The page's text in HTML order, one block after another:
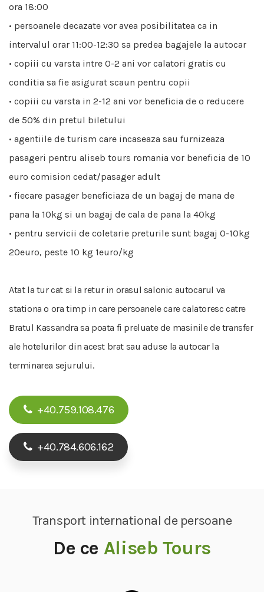
ora 18:00
• persoanele decazate vor avea posibilitatea ca in
intervalul orar 11:00-12:30 sa predea bagajele la autocar
• copiii cu varsta intre 0-2 ani vor calatori gratis cu
conditia sa fie asigurat scaun pentru copii
• copiii cu varsta in 2-12 ani vor beneficia de o reducere
de 50% din pretul biletului
• agentiile de turism care incaseaza sau furnizeaza
pasageri pentru aliseb tours romania vor beneficia de 10
euro comision cedat/pasager adult
• fiecare pasager beneficiaza de un bagaj de mana de
pana la 10kg si un bagaj de cala de pana la 40kg
• pentru servicii de coletarie preturile sunt bagaj 0-10kg
20euro, peste 10 kg 1euro/kg
Atat la tur cat si la retur in orasul salonic autocarul va
stationa o ora timp in care persoanele care calatoresc catre
Bratul Kassandra sa poata fi preluate de masinile de transfer
ale hotelurilor din acest brat sau aduse la autocar la
terminarea sejurului.
+40.759.108.476
+40.784.606.162
Transport international de persoane
De ce Aliseb Tours